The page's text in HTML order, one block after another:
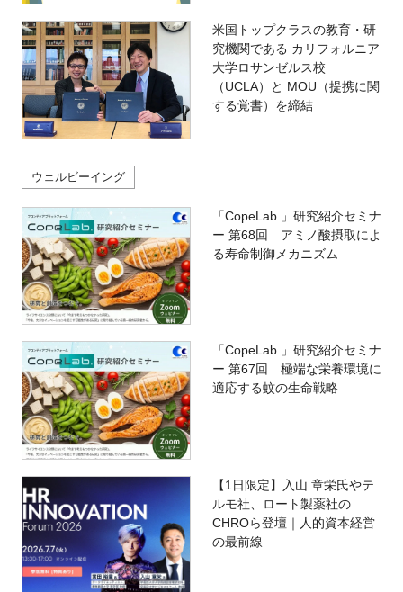
米国トップクラスの教育・研
究機関である カリフォルニア
大学ロサンゼルス校
（UCLA）と MOU（提携に関
する覚書）を締結
ウェルビーイング
「CopeLab.」研究紹介セミナ
ー 第68回 アミノ酸摂取によ
る寿命制御メカニズム
「CopeLab.」研究紹介セミナ
ー 第67回 極端な栄養環境に
適応する蚊の生命戦略
【1日限定】入山 章栄氏やテ
ルモ社、ロート製薬社の
CHROら登壇｜人的資本経営
の最前線